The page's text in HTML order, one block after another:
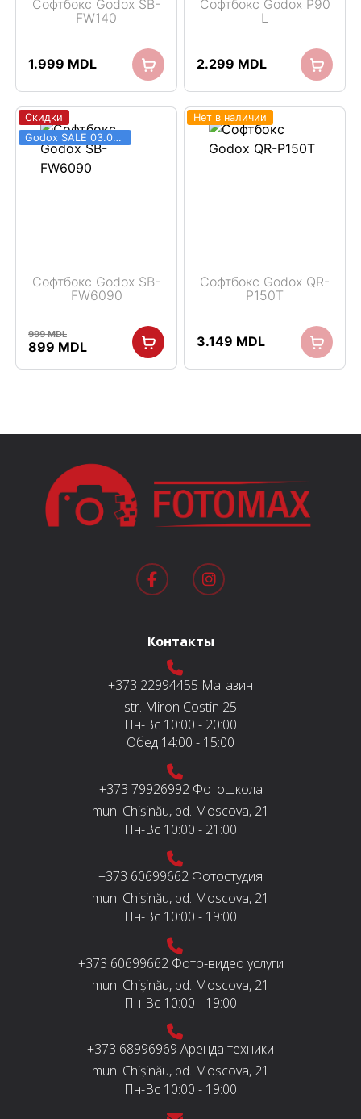
Софтбокс Godox SB-
FW140
1.999 MDL
Софтбокс Godox P90
L
2.299 MDL
Скидки
Godox SALE 03.06 - 31.08
Софтбокс Godox SB-
FW6090
999MDL
Первоначальная
899 MDL Текущая
Нет в наличии
Софтбокс Godox QR-
P150T
3.149 MDL
Контакты
+373 22994455 Магазин
str. Miron Costin 25
Пн-Вс 10:00 - 20:00
Обед 14:00 - 15:00
+373 79926992 Фотошкола
mun. Chișinău, bd. Moscova, 21
Пн-Вс 10:00 - 21:00
+373 60699662 Фотостудия
mun. Chișinău, bd. Moscova, 21
Пн-Вс 10:00 - 19:00
+373 60699662 Фото-видео услуги
mun. Chișinău, bd. Moscova, 21
Пн-Вс 10:00 - 19:00
+373 68996969 Аренда техники
mun. Chișinău, bd. Moscova, 21
Пн-Вс 10:00 - 19:00